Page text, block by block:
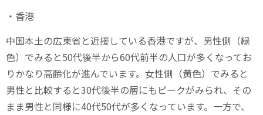
・香港
中国本土の広東省と近接している香港ですが、男性側（緑
色）でみると50代後半から60代前半の人口が多くなってお
りかなり高齢化が進んでいます。女性側（黄色）でみると
男性と比較すると30代後半の層にもピークがみられ、その
まま男性と同様に40代50代が多くなっています。一方で、